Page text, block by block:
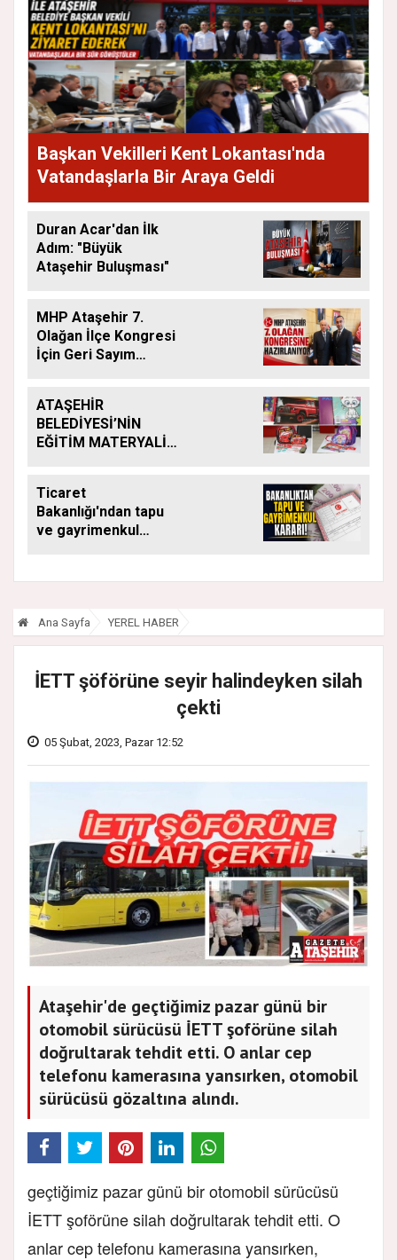
Başkan Vekilleri Kent Lokantası'nda
Vatandaşlarla Bir Araya Geldi
Duran Acar'dan İlk
Adım: "Büyük
Ataşehir Buluşması"
MHP Ataşehir 7.
Olağan İlçe Kongresi
İçin Geri Sayım
ATAŞEHİR
BELEDİYESİ’NİN
EĞİTİM MATERYALİ
SÜRÜYOR
Ticaret
Bakanlığı'ndan tapu
ve gayrimenkul
yapamayacak
Ana Sayfa YEREL HABER
İETT şöförüne seyir halindeyken silah
çekti
05 Şubat, 2023, Pazar 12:52
Ataşehir'de geçtiğimiz pazar günü bir
otomobil sürücüsü İETT şoförüne silah
doğrultarak tehdit etti. O anlar cep
telefonu kamerasına yansırken, otomobil
sürücüsü gözaltına alındı.
geçtiğimiz pazar günü bir otomobil sürücüsü
İETT şoförüne silah doğrultarak tehdit etti. O
anlar cep telefonu kamerasına yansırken,